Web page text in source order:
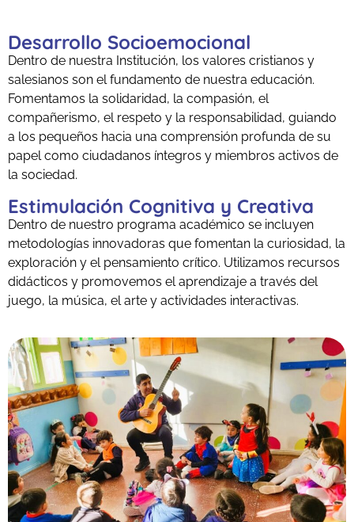
Desarrollo Socioemocional
Dentro de nuestra Institución, los valores cristianos y
salesianos son el fundamento de nuestra educación.
Fomentamos la solidaridad, la compasión, el
compañerismo, el respeto y la responsabilidad, guiando
a los pequeños hacia una comprensión profunda de su
papel como ciudadanos íntegros y miembros activos de
la sociedad.
Estimulación Cognitiva y Creativa
Dentro de nuestro programa académico se incluyen
metodologías innovadoras que fomentan la curiosidad, la
exploración y el pensamiento crítico. Utilizamos recursos
didácticos y promovemos el aprendizaje a través del
juego, la música, el arte y actividades interactivas.